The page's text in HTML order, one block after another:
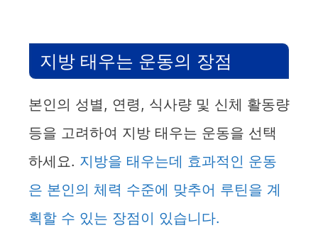
V
i
d
e
지방 태우는 운동의 장점
본인의 성별, 연령, 식사량 및 신체 활동량
등을 고려하여 지방 태우는 운동을 선택
하세요. 지방을 태우는데 효과적인 운동
은 본인의 체력 수준에 맞추어 루틴을 계
획할 수 있는 장점이 있습니다.